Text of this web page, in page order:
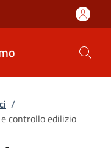
/
controllo edilizio